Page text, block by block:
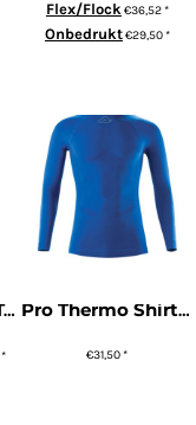
Flex/Flock€36,52*
Onbedrukt€29,50*
Copy of Acerbis Team Shirt Mira (Lange Mouw)
*
Pro Thermo Shirt Evo | Technical Underwear
€31,50*